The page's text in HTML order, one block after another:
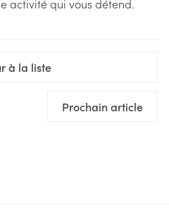
activité qui vous détend.
à la liste
Prochain article